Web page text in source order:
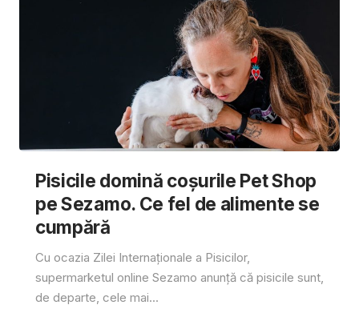
Pisicile domină coșurile Pet Shop
pe Sezamo. Ce fel de alimente se
cumpără
Cu ocazia Zilei Internaționale a Pisicilor,
supermarketul online Sezamo anunță că pisicile sunt,
de departe, cele mai...